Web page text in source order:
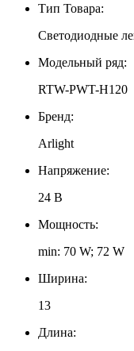
Тип Товара:
Светодиодные
Модельный ряд:
RTW-PWT-H120
Бренд:
Arlight
Напряжение:
24 В
Мощность:
min: 70 W; 72 W
Ширина:
13
Длина: